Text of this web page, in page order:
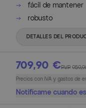
fácil de mantener
robusto
DETALLES DEL
709,90 €PVP
Precios con IVA y gastos de
Notifícame cuando